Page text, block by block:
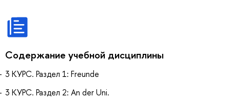
Содержание учебной дисциплины
3 КУРС. Раздел 1: Freunde
3 КУРС. Раздел 2: An der Uni.